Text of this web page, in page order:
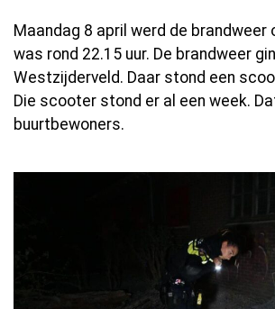
Maandag 8 april werd de brandweer
was rond 22.15 uur. De brandweer
Westzijderveld. Daar stond een
Die scooter stond er al een week.
buurtbewoners.